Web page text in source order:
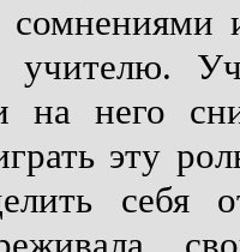
учителю.
на него
эту
себя